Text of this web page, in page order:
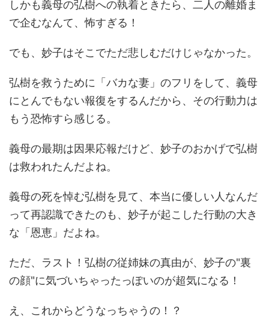
しかも義母の弘樹への執着ときたら、二人の離婚ま
で企むなんて、怖すぎる！
でも、妙子はそこでただ悲しむだけじゃなかった。
弘樹を救うために「バカな妻」のフリをして、義母
にとんでもない報復をするんだから、その行動力は
もう恐怖すら感じる。
義母の最期は因果応報だけど、妙子のおかげで弘樹
は救われたんだよね。
義母の死を悼む弘樹を見て、本当に優しい人なんだ
って再認識できたのも、妙子が起こした行動の大き
な「恩恵」だよね。
ただ、ラスト！弘樹の従姉妹の真由が、妙子の"裏
の顔"に気づいちゃったっぽいのが超気になる！
え、これからどうなっちゃうの！？